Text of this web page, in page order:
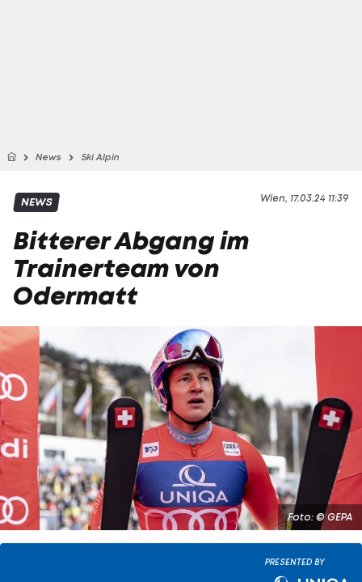
News Ski Alpin
Wien, 17.03.24 11:39
NEWS
Bitterer Abgang im
Trainerteam von
Odermatt
Foto: © GEPA
PRESENTED BY